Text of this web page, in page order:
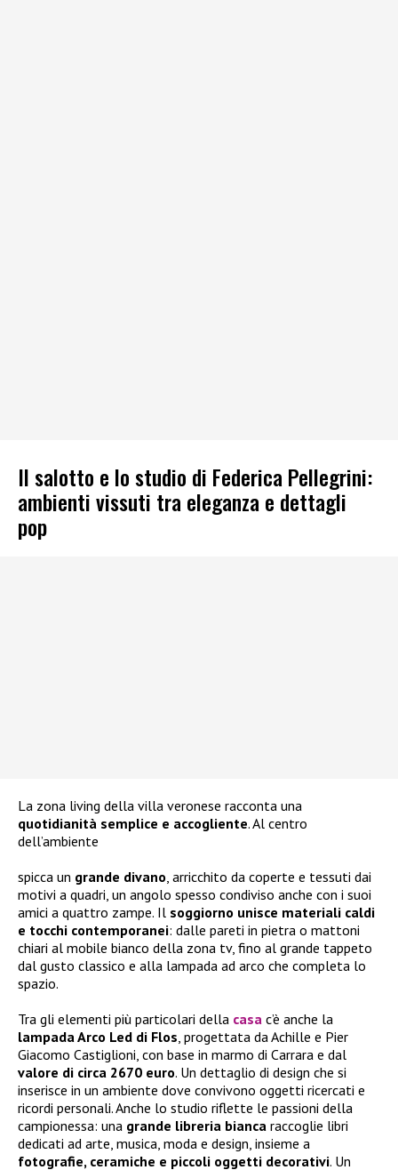
Il salotto e lo studio di Federica Pellegrini:
ambienti vissuti tra eleganza e dettagli
pop
La zona living della villa veronese racconta una
quotidianità semplice e accogliente. Al centro
dell’ambiente
spicca un grande divano , arricchito da coperte e tessuti dai
motivi a quadri, un angolo spesso condiviso anche con i suoi
amici a quattro zampe. Il soggiorno unisce materiali caldi
e tocchi contemporanei: dalle pareti in pietra o mattoni
chiari al mobile bianco della zona tv, fino al grande tappeto
dal gusto classico e alla lampada ad arco che completa lo
spazio.
Tra gli elementi più particolari della casa c’è anche la
lampada Arco Led di Flos , progettata da Achille e Pier
Giacomo Castiglioni, con base in marmo di Carrara e dal
valore di circa 2670 euro. Un dettaglio di design che si
inserisce in un ambiente dove convivono oggetti ricercati e
ricordi personali. Anche lo studio riflette le passioni della
campionessa: una grande libreria bianca raccoglie libri
dedicati ad arte, musica, moda e design, insieme a
fotografie, ceramiche e piccoli oggetti decorativi. Un